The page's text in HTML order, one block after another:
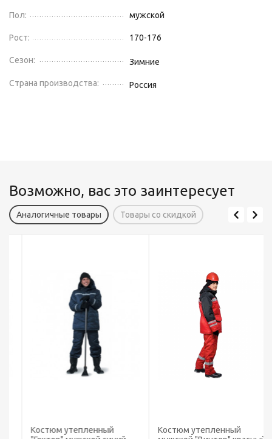
Пол: мужской
Рост: 170-176
Сезон: Зимние
Страна производства: Россия
Возможно, вас это заинтересует
Аналогичные товары Товары со скидкой
Костюм утепленный
Костюм утепленный